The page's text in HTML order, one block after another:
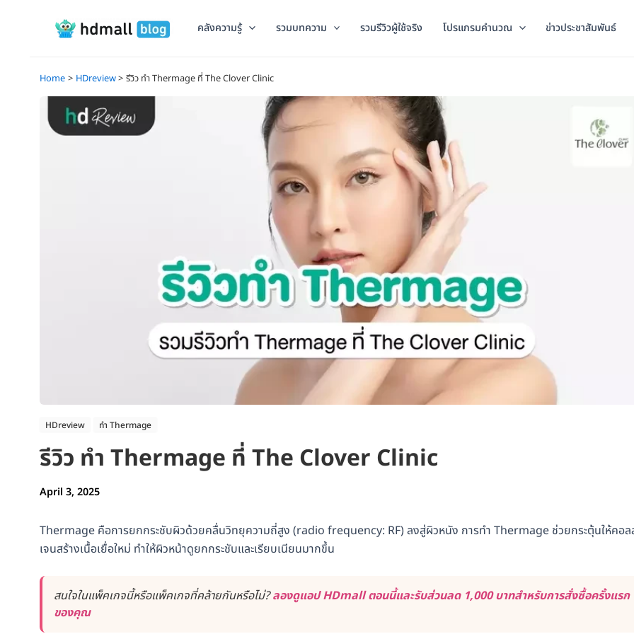
คลังความรู้ รวมบทความ รวมรีวิวผู้ใช้จริง โปรแกรมคำนวณ ข่าวประชาสัมพันธ์
Home HDreview รีวิว ทำ Thermage ที่ The Clover Clinic
HDreview ทำ Thermage
รีวิว ทำ Thermage ที่ The Clover Clinic
April 3, 2025
Thermage คือการยกกระชับผิวด้วยคลื่นวิทยุความถี่สูง (radio frequency: RF) ลงสู่ผิวหนัง การทำ Thermage ช่วยกระตุ้นให้คอล
เจนสร้างเนื้อเยื่อใหม่ ทำให้ผิวหน้าดูยกกระชับและเรียบเนียนมากขึ้น
สนใจในแพ็คเกจนี้หรือแพ็คเกจที่คล้ายกันหรือไม่?ลองดูแอป HDmall ตอนนี้และรับส่วนลด 1,000 บาทสำหรับการสั่งซื้อครั้งแรก
ของคุณ